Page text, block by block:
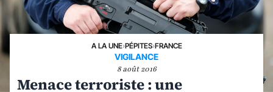
A LA UNE›PÉPITES›FRANCE
VIGILANCE
8 août 2016
Menace terroriste : une